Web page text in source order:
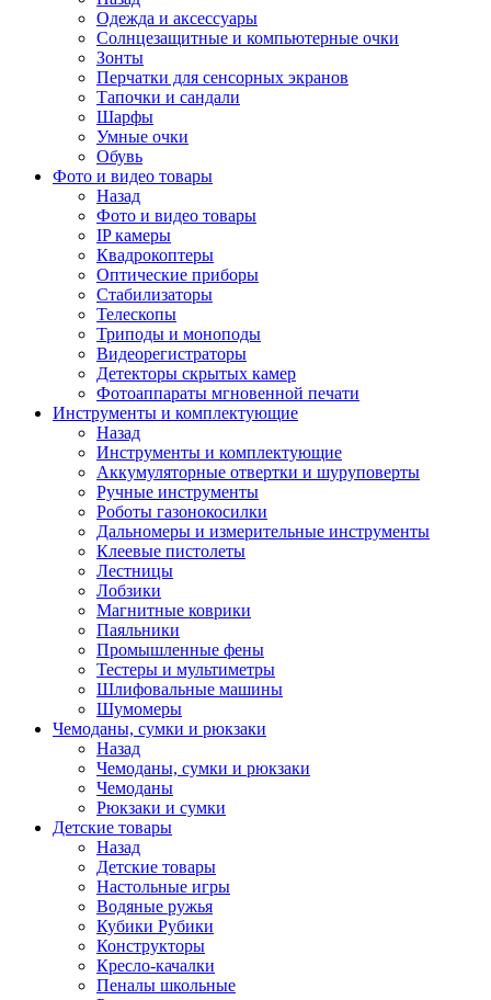
Одежда и аксессуары
Солнцезащитные и компьютерные очки
Зонты
Перчатки для сенсорных экранов
Тапочки и сандали
Шарфы
Умные очки
Обувь
Фото и видео товары
Назад
Фото и видео товары
IP камеры
Квадрокоптеры
Оптические приборы
Стабилизаторы
Телескопы
Триподы и моноподы
Видеорегистраторы
Детекторы скрытых камер
Фотоаппараты мгновенной печати
Инструменты и комплектующие
Назад
Инструменты и комплектующие
Аккумуляторные отвертки и шуруповерты
Ручные инструменты
Роботы газонокосилки
Дальномеры и измерительные инструменты
Клеевые пистолеты
Лестницы
Лобзики
Магнитные коврики
Паяльники
Промышленные фены
Тестеры и мультиметры
Шлифовальные машины
Шумомеры
Чемоданы, сумки и рюкзаки
Назад
Чемоданы, сумки и рюкзаки
Чемоданы
Рюкзаки и сумки
Детские товары
Назад
Детские товары
Настольные игры
Водяные ружья
Кубики Рубики
Конструкторы
Кресло-качалки
Пеналы школьные